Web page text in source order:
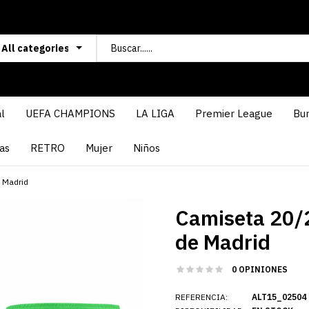
UEFA CHAMPIONS LA LIGA Premier League
RETRO Mujer Niños
Madrid
Camiseta
de Madrid
0 OPINIONES
REFERENCIA:
ALT15_02504